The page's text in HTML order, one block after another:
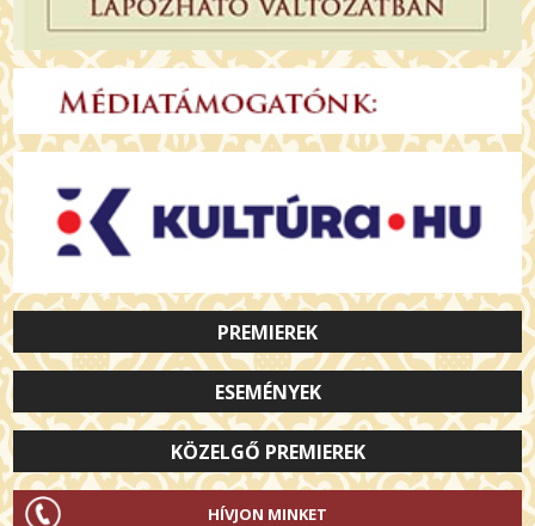
PREMIEREK
ESEMÉNYEK
KÖZELGŐ PREMIEREK
HÍVJON MINKET